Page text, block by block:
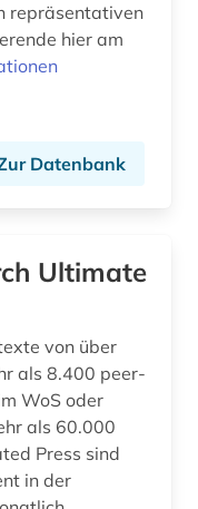
repräsentativen
hier am
Datenbank
Ultimate
von über
als 8.400 peer-
WoS oder
als 60.000
Press sind
in der